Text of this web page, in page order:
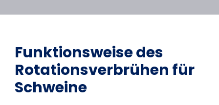
Funktionsweise des
Rotationsverbrühen für
Schweine